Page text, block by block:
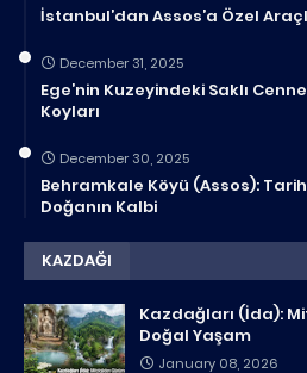
İstanbul’dan Assos’a Özel
December 31, 2025
Ege’nin Kuzeyindeki Saklı
Koyları
December 30, 2025
Behramkale Köyü (Assos):
Doğanın Kalbi
KAZDAĞI
Kazdağları (İda):
Doğal Yaşam
January 08, 2026